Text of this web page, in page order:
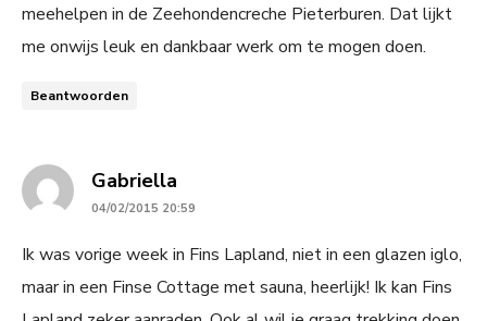
meehelpen in de Zeehondencreche Pieterburen. Dat lijkt
me onwijs leuk en dankbaar werk om te mogen doen.
Beantwoorden
Gabriella
04/02/2015 20:59
Ik was vorige week in Fins Lapland, niet in een glazen iglo,
maar in een Finse Cottage met sauna, heerlijk! Ik kan Fins